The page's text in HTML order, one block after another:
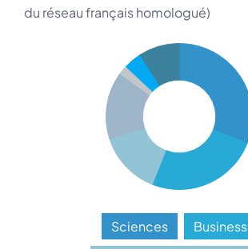
du réseau français homologué)
Sciences
Business